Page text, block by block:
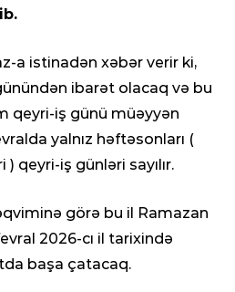
a istinadən xəbər verir ki,
ibarət olacaq və bu
qeyri-iş günü müəyyən
yalnız həftəsonları (
qeyri-iş günləri sayılır.
görə bu il Ramazan
2026-cı il tarixində
başa çatacaq.